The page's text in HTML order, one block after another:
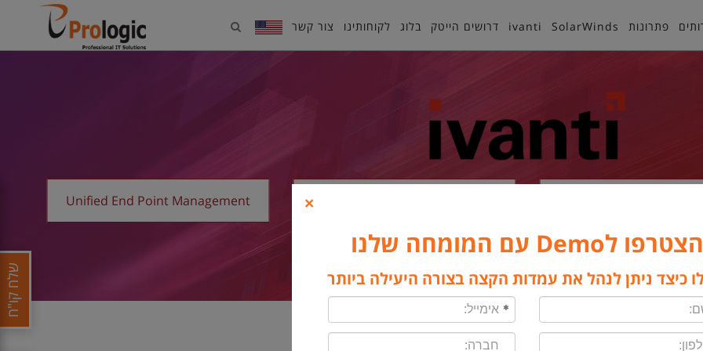
פתרונות SolarWinds
ivanti דרושים הייטק בלוג לקוחותינו צור קשר
ראשי ivanti
Security
Unified End Point Management
שלח קו"ח
×
הצטרפו לDemo עם המומחה שלנו
כיצד ניתן לנהל את עמדות הקצה בצורה היעילה ביותר